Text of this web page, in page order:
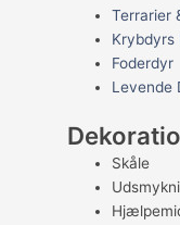
Terrarier
Krybdyrs
Foderdyr
Levende
Skåle